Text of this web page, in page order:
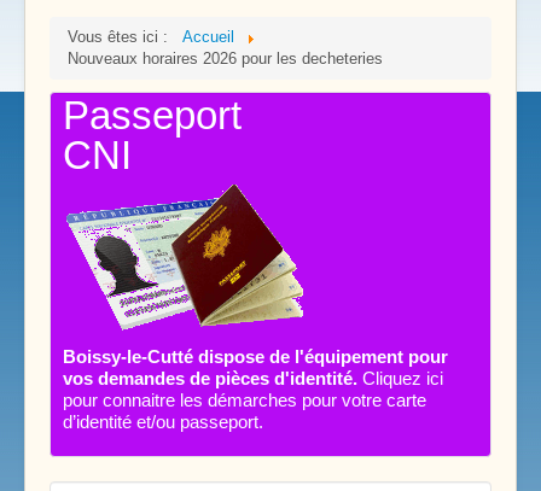
Vous êtes ici :
Accueil
Nouveaux horaires 2026 pour les decheteries
Passeport
CNI
Boissy-le-Cutté dispose de l'équipement pour
vos demandes de pièces d'identité. Cliquez ici
pour connaitre les démarches pour votre carte
d’identité et/ou passeport.